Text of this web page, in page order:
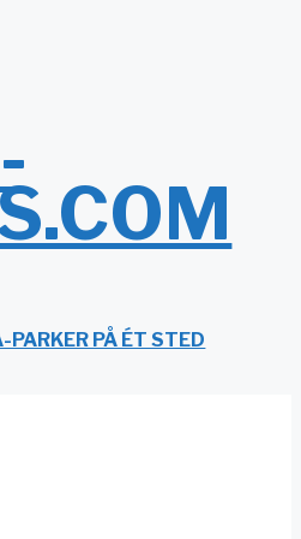
PÅ ÉT STED